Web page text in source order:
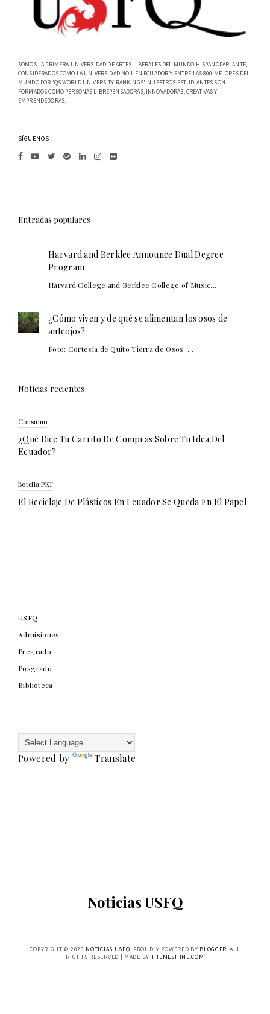
SOMOS LA PRIMERA UNIVERSIDAD DE ARTES LIBERALES DEL MUNDO HISPANOPARLANTE,
CONSIDERADOS COMO LA UNIVERSIDAD NO.1 EN ECUADOR Y ENTRE LAS 800 MEJORES DEL
MUNDO POR 'QS WORLD UNIVERSITY RANKINGS'. NUESTROS ESTUDIANTES SON
FORMADOS COMO PERSONAS LIBREPENSADORAS, INNOVADORAS, CREATIVAS Y
EMPRENDEDORAS.
SÍGUENOS
Entradas populares
Harvard and Berklee Announce Dual Degree
Program
Harvard College and Berklee College of Music...
¿Cómo viven y de qué se alimentan los osos de
anteojos?
Foto: Cortesía de Quito Tierra de Osos. ...
Noticias recientes
Consumo
¿Qué Dice Tu Carrito De Compras Sobre Tu Idea Del
Ecuador?
Botella PET
El Reciclaje De Plásticos En Ecuador Se Queda En El Papel
USFQ
Admisiones
Pregrado
Posgrado
Biblioteca
Powered by Translate
Noticias USFQ
COPYRIGHT © 2026 NOTICIAS USFQ. PROUDLY POWERED BY BLOGGER. ALL
RIGHTS RESERVED | MADE BY THEMESHINE.COM